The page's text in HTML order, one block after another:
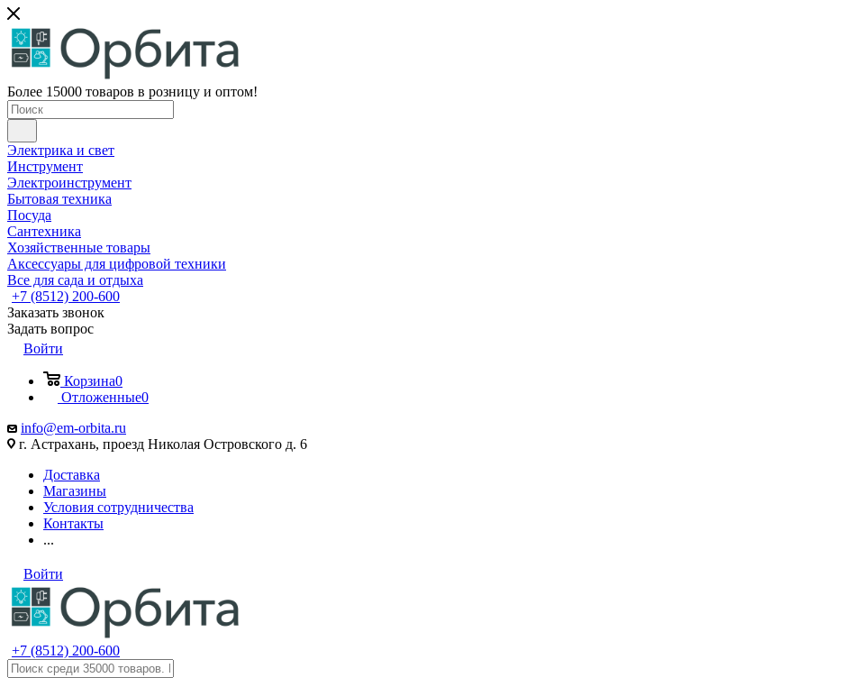
Более 15000 товаров в розницу и оптом!
Электрика и свет
Инструмент
Электроинструмент
Бытовая техника
Посуда
Сантехника
Хозяйственные товары
Аксессуары для цифровой техники
Все для сада и отдыха
+7 (8512) 200-600
Заказать звонок
Задать вопрос
Войти
Корзина0
Отложенные0
info@em-orbita.ru
г. Астрахань, проезд Николая Островского д. 6
Доставка
Магазины
Условия сотрудничества
Контакты
...
Войти
+7 (8512) 200-600